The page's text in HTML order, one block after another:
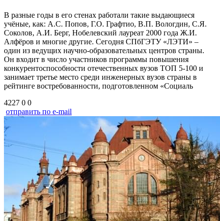
В разные годы в его стенах работали такие выдающиеся
учёные, как: А.С. Попов, Г.О. Графтио, В.П. Вологдин, С.Я.
Соколов, А.И. Берг, Нобелевский лауреат 2000 года Ж.И.
Алфёров и многие другие. Сегодня СПбГЭТУ «ЛЭТИ» –
один из ведущих научно-образовательных центров страны.
Он входит в число участников программы повышения
конкурентоспособности отечественных вузов ТОП 5-100 и
занимает третье место среди инженерных вузов страны в
рейтинге востребованности, подготовленном «Социаль
4227 0 0
отправить по e-mail